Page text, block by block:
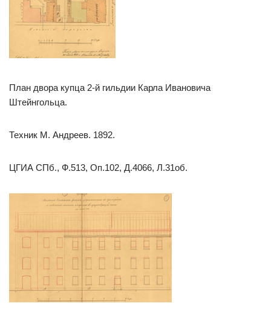
План двора купца 2-й гильдии Карла Ивановича
Штейнгольца.
Техник М. Андреев. 1892.
ЦГИА СПб., Ф.513, Оп.102, Д.4066, Л.31об.